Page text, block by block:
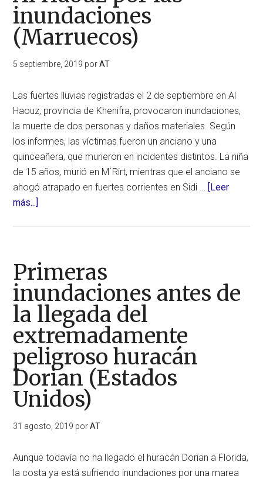
cierres
de
carreteras
Coromandel
Zelanda)
inundaciones
(Marruecos)
5 septiembre, 2019 porAT
Las fuertes lluvias registradas el 2 de septiembre en Al
Haouz, provincia de Khenifra, provocaron inundaciones,
la muerte de dos personas y daños materiales. Según
los informes, las víctimas fueron un anciano y una
quinceañera, que murieron en incidentes distintos. La niña
de 15 años, murió en M´Rirt, mientras que el anciano se
ahogó atrapado en fuertes corrientes en Sidi … [Leer
más...]
mortales
y
daños
materiales
en
Al
Haouz
las
inundaciones
Primeras
inundaciones antes de
la llegada del
extremadamente
peligroso huracán
Dorian (Estados
Unidos)
31 agosto, 2019 porAT
Aunque todavía no ha llegado el huracán Dorian a Florida,
la costa ya está sufriendo inundaciones por una marea